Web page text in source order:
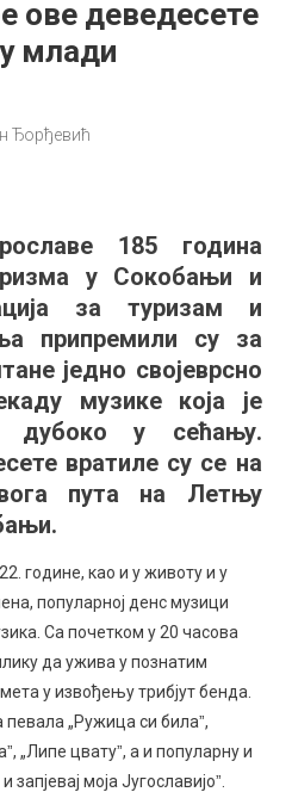
ове деведесете
млади
Ђорђевић
185 година
у Сокобањи и
за туризам и
припремили су за
једно својеврсно
музике која је
дубоко у сећању.
вратиле су се на
пута на Летњу
године, као и у животу и у
популарној денс музици
Са почетком у 20 часова
да ужива у познатим
у извођењу трибјут бенда.
„Ружица си билаˮ,
„Липе цватуˮ, а и популарну и
моја Југославијоˮ.